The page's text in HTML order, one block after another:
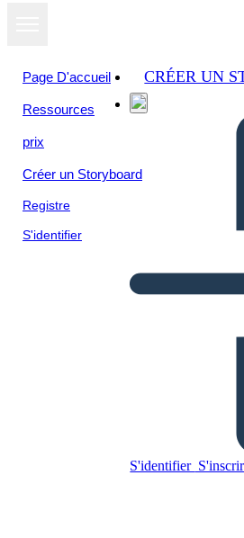
Page D'accueil
Ressources
prix
Créer un Storyboard
Registre
S'identifier
CRÉER UN
S'identifier
Copiez ce